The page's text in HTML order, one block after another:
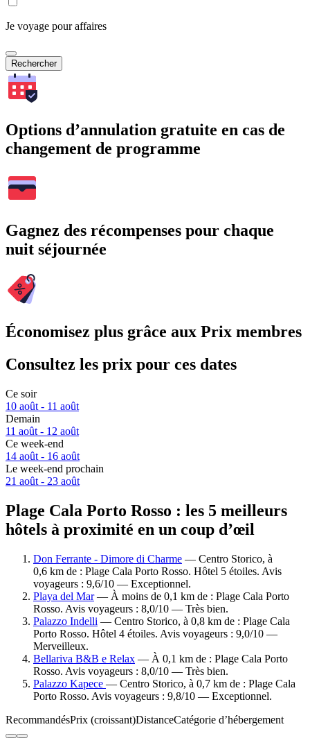
Je voyage pour affaires
Rechercher
Options d’annulation gratuite en cas de
changement de programme
Gagnez des récompenses pour chaque
nuit séjournée
Économisez plus grâce aux Prix membres
Consultez les prix pour ces dates
Ce soir
10 août - 11 août
Demain
11 août - 12 août
Ce week-end
14 août - 16 août
Le week-end prochain
21 août - 23 août
Plage Cala Porto Rosso : les 5 meilleurs
hôtels à proximité en un coup d’œil
Don Ferrante - Dimore di Charme — Centro Storico, à
0,6 km de : Plage Cala Porto Rosso. Hôtel 5 étoiles. Avis
voyageurs : 9,6/10 — Exceptionnel.
Playa del Mar— À moins de 0,1 km de : Plage Cala Porto
Rosso. Avis voyageurs : 8,0/10 — Très bien.
Palazzo Indelli — Centro Storico, à 0,8 km de : Plage Cala
Porto Rosso. Hôtel 4 étoiles. Avis voyageurs : 9,0/10 —
Merveilleux.
Bellariva B&B e Relax — À 0,1 km de : Plage Cala Porto
Rosso. Avis voyageurs : 8,0/10 — Très bien.
Palazzo Kapece — Centro Storico, à 0,7 km de : Plage Cala
Porto Rosso. Avis voyageurs : 9,8/10 — Exceptionnel.
RecommandésPrix (croissant)DistanceCatégorie d’hébergement